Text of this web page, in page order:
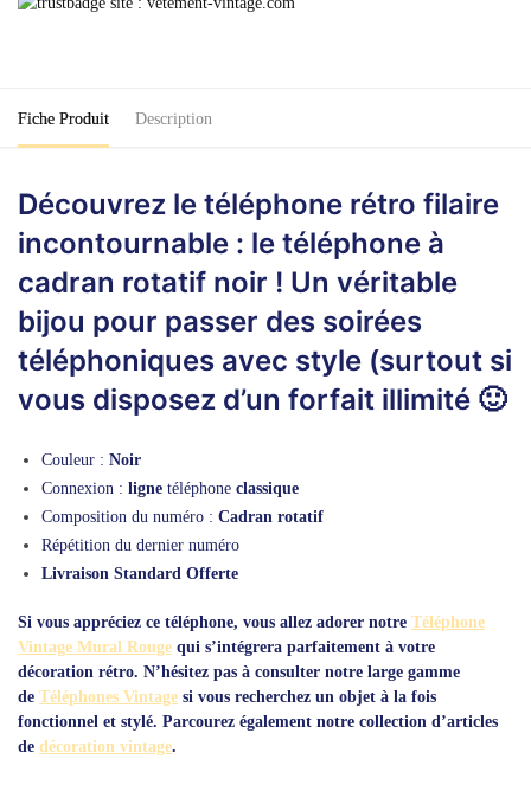
Fiche Produit Description
Découvrez le téléphone rétro filaire
incontournable : le téléphone à
cadran rotatif noir ! Un véritable
bijou pour passer des soirées
téléphoniques avec style (surtout si
vous disposez d’un forfait illimité 🙂
Couleur : Noir
Connexion : ligne téléphone classique
Composition du numéro : Cadran rotatif
Répétition du dernier numéro
Livraison Standard Offerte
Si vous appréciez ce téléphone, vous allez adorer notre Téléphone
Vintage Mural Rouge qui s’intégrera parfaitement à votre
décoration rétro. N’hésitez pas à consulter notre large gamme
de Téléphones Vintage si vous recherchez un objet à la fois
fonctionnel et stylé. Parcourez également notre collection d’articles
de décoration vintage.